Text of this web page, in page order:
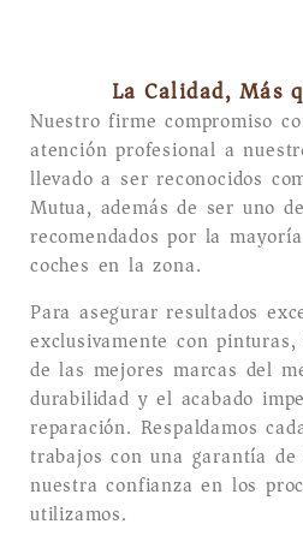
La Calidad, Más
Nuestro firme compromiso
atención profesional a
llevado a ser reconocidos
Mutua, además de ser uno
recomendados por la
coches en la zona.
Para asegurar resultados
exclusivamente con
de las mejores marcas del
durabilidad y el acabado
reparación. Respaldamos
trabajos con una garantía
nuestra confianza en los
utilizamos.